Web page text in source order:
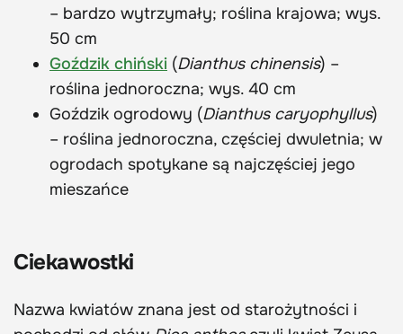
– bardzo wytrzymały; roślina krajowa; wys.
50 cm
Goździk chiński (Dianthus chinensis) –
roślina jednoroczna; wys. 40 cm
Goździk ogrodowy (Dianthus caryophyllus)
– roślina jednoroczna, częściej dwuletnia; w
ogrodach spotykane są najczęściej jego
mieszańce
Ciekawostki
Nazwa kwiatów znana jest od starożytności i